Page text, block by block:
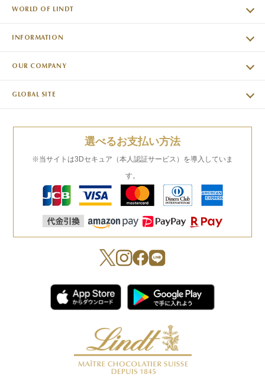
WORLD OF LINDT
INFORMATION
OUR COMPANY
GLOBAL SITE
選べるお支払い方法
※当サイトは3Dセキュア（本人認証サービス）を導入していま
す。